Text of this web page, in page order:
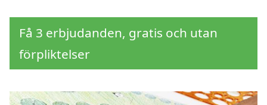
Få 3 erbjudanden, gratis och utan
förpliktelser